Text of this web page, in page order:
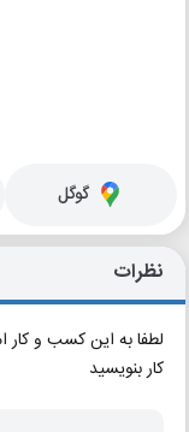
گوگل
نظرات
لطفا به این کسب و کار
کار بنویسید